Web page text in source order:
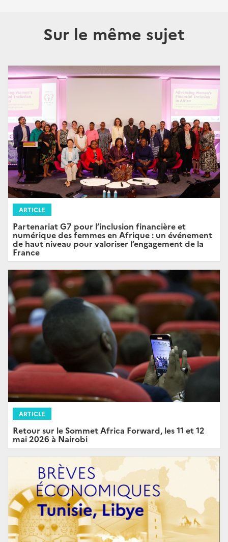
Sur le même sujet
ARTICLE
Partenariat G7 pour l’inclusion financière et
numérique des femmes en Afrique : un événement
de haut niveau pour valoriser l’engagement de la
France
ARTICLE
Retour sur le Sommet Africa Forward, les 11 et 12
mai 2026 à Nairobi